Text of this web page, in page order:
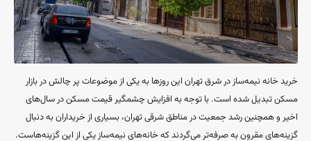
خرید خانه نیمه‌ساز در شرق تهران این روزها به یکی از موضوعات پر چالش در بازار
مسکن تبدیل شده است. با توجه به افزایش چشمگیر قیمت مسکن در سال‌های
اخیر و همچنین رشد جمعیت در مناطق شرقی تهران، بسیاری از خریداران به دنبال
گزینه‌های مقرون به صرفه‌تر می‌گردند که خانه‌های نیمه‌ساز یکی از این گزینه‌هاست.